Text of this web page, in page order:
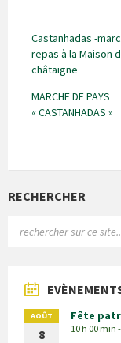
Castanhadas -
repas à la Maison
châtaigne
MARCHE DE PAYS
« CASTANHADAS »
RECHERCHER
AOÛT
8
Fête
10 h 00 min